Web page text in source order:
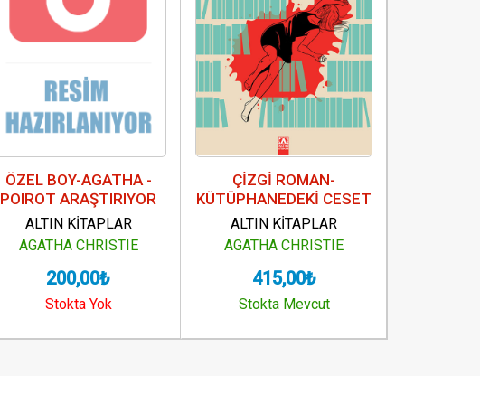
ÖZEL BOY-AGATHA -
POIROT ARAŞTIRIYOR
ALTIN KİTAPLAR
AGATHA CHRISTIE
200,00₺
Stokta Yok
ÇİZGİ ROMAN-
KÜTÜPHANEDEKİ CESET
ALTIN KİTAPLAR
AGATHA CHRISTIE
415,00₺
Stokta Mevcut